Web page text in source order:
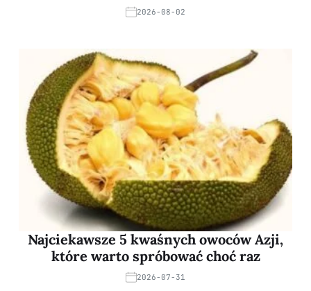
2026-08-02
Najciekawsze 5 kwaśnych owoców Azji,
które warto spróbować choć raz
2026-07-31